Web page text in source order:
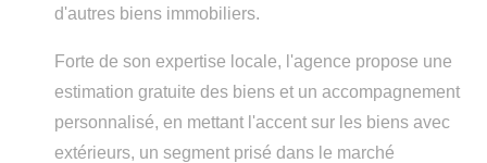
d'autres biens immobiliers.
Forte de son expertise locale, l'agence propose une
estimation gratuite des biens et un accompagnement
personnalisé, en mettant l'accent sur les biens avec
extérieurs, un segment prisé dans le marché